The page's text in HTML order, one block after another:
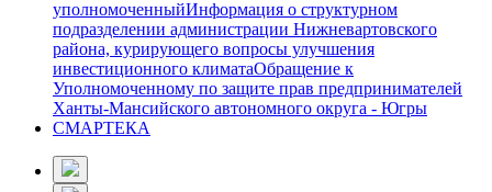
уполномоченныйИнформация о структурном
подразделении администрации Нижневартовского
района, курирующего вопросы улучшения
инвестиционного климатаОбращение к
Уполномоченному по защите прав предпринимателей
Ханты-Мансийского автономного округа - Югры
СМАРТЕКА